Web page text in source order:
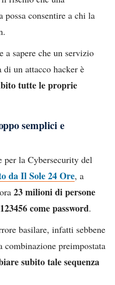
possa consentire a chi la
a sapere che un servizio
un attacco hacker è
tutte le proprie
semplici e
per la Cybersecurity del
da Il Sole 24 Ore, a
23 milioni di persone
come password.
basilare, infatti sebbene
combinazione preimpostata
subito tale sequenza